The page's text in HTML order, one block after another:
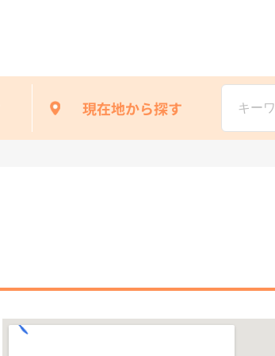
現在地から探す